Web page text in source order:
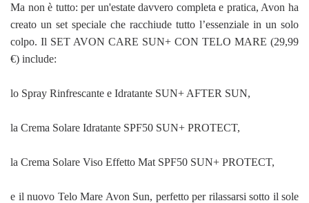
Ma non è tutto: per un'estate davvero completa e pratica, Avon ha
creato un set speciale che racchiude tutto l’essenziale in un solo
colpo. Il SET AVON CARE SUN+ CON TELO MARE (29,99
€) include:
lo Spray Rinfrescante e Idratante SUN+ AFTER SUN,
la Crema Solare Idratante SPF50 SUN+ PROTECT,
la Crema Solare Viso Effetto Mat SPF50 SUN+ PROTECT,
e il nuovo Telo Mare Avon Sun, perfetto per rilassarsi sotto il sole